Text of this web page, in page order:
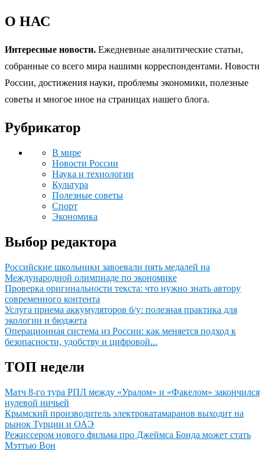
О НАС
Интересные новости. Ежедневные аналитические статьи,
собранные со всего мира нашими корреспондентами. Новости
России, достижения науки, проблемы экономики, полезные
советы и многое иное на страницах нашего блога.
Рубрикатор
В мире
Новости России
Наука и технологии
Культура
Полезные советы
Спорт
Экономика
Выбор редактора
Российские школьники завоевали пять медалей на
Международной олимпиаде по экономике
Проверка оригинальности текста: что нужно знать автору
современного контента
Услуга приема аккумуляторов б/у: полезная практика для
экологии и бюджета
Операционная система из России: как меняется подход к
безопасности, удобству и цифровой...
ТОП недели
Матч 8-го тура РПЛ между «Уралом» и «Факелом» закончился
нулевой ничьей
Крымский производитель электрокатамаранов выходит на
рынок Турции и ОАЭ
Режиссером нового фильма про Джеймса Бонда может стать
Мэттью Вон